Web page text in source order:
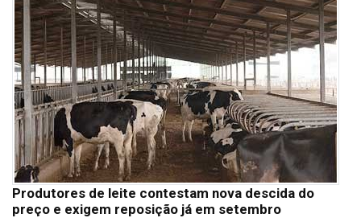
Produtores de leite contestam nova descida do
preço e exigem reposição já em setembro